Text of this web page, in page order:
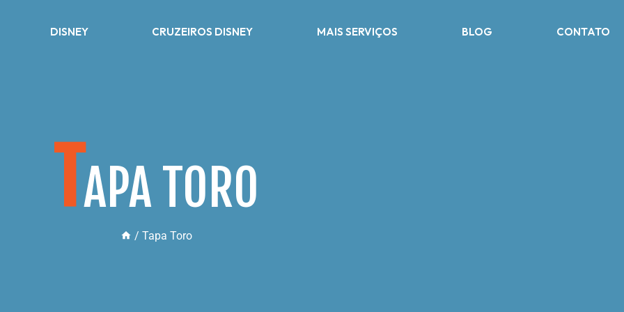
DISNEY CRUZEIROS DISNEY MAIS SERVIÇOS BLOG CONTATO
TAPA TORO
/ Tapa Toro